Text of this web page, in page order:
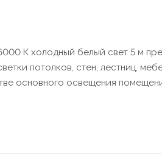
К холодный белый свет 5 м
потолков, стен, лестниц,
основного освещения